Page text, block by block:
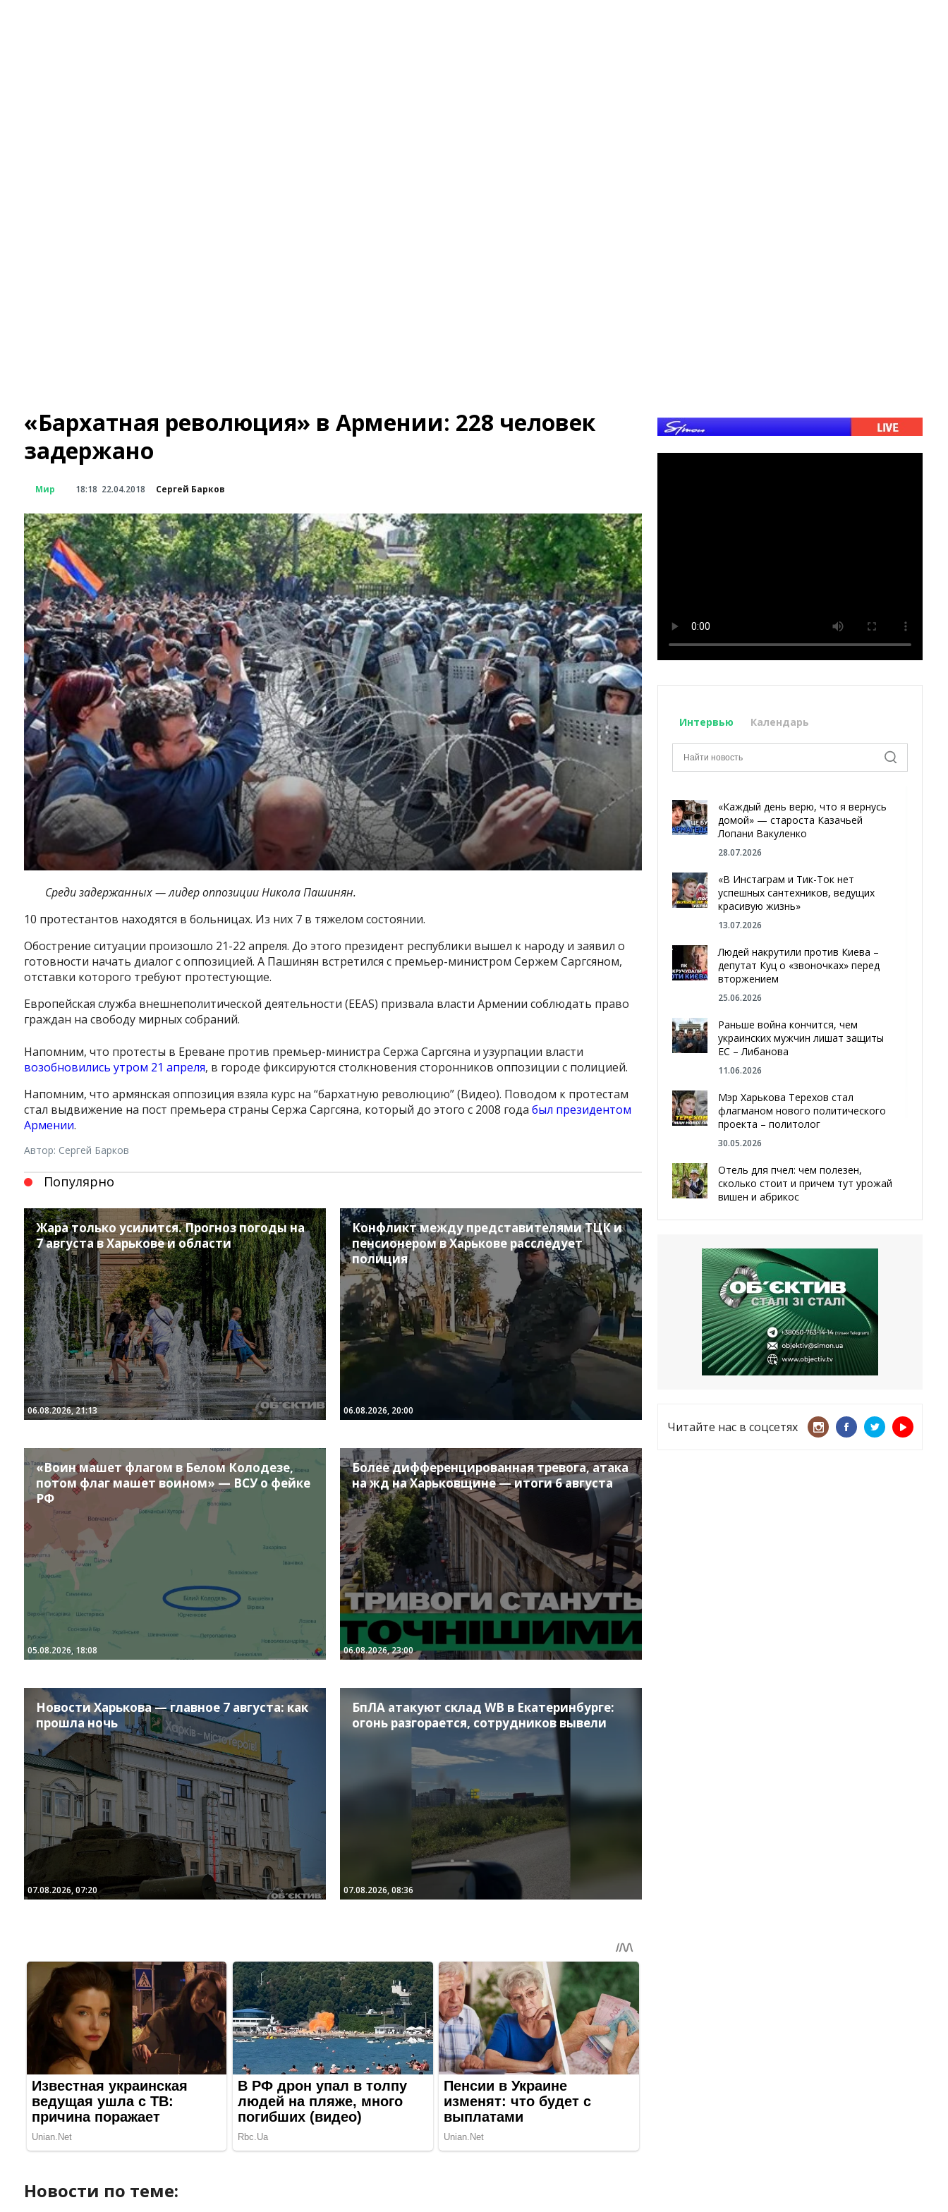
«Бархатная революция» в Армении: 228 человек
задержано
Мир 18:18 22.04.2018 Сергей Барков
Среди задержанных — лидер оппозиции Никола Пашинян.
10 протестантов находятся в больницах. Из них 7 в тяжелом состоянии.
Обострение ситуации произошло 21-22 апреля. До этого президент республики вышел к народу и заявил о
готовности начать диалог с оппозицией. А Пашинян встретился с премьер-министром Сержем Саргсяном,
отставки которого требуют протестующие.
Европейская служба внешнеполитической деятельности (EEAS) призвала власти Армении соблюдать право
граждан на свободу мирных собраний.
Напомним, что протесты в Ереване против премьер-министра Сержа Саргсяна и узурпации власти
возобновились утром 21 апреля, в городе фиксируются столкновения сторонников оппозиции с полицией.
Напомним, что армянская оппозиция взяла курс на “бархатную революцию” (Видео). Поводом к протестам
стал выдвижение на пост премьера страны Сержа Саргсяна, который до этого с 2008 года был президентом
Армении.
Автор: Сергей Барков
Популярно
Жара только усилится. Прогноз погоды на
7 августа в Харькове и области
06.08.2026, 21:13
Конфликт между представителями ТЦК и
пенсионером в Харькове расследует
полиция
06.08.2026, 20:00
«Воин машет флагом в Белом Колодезе,
потом флаг машет воином» — ВСУ о фейке
РФ
05.08.2026, 18:08
Более дифференцированная тревога, атака
на жд на Харьковщине — итоги 6 августа
06.08.2026, 23:00
Новости Харькова — главное 7 августа: как
прошла ночь
07.08.2026, 07:20
БпЛА атакуют склад WB в Екатеринбурге:
огонь разгорается, сотрудников вывели
07.08.2026, 08:36
Новости по теме:
Интервью Календарь
«Каждый день верю, что я вернусь
домой» — староста Казачьей
Лопани Вакуленко
28.07.2026
«В Инстаграм и Тик-Ток нет
успешных сантехников, ведущих
красивую жизнь»
13.07.2026
Людей накрутили против Киева –
депутат Куц о «звоночках» перед
вторжением
25.06.2026
Раньше война кончится, чем
украинских мужчин лишат защиты
ЕС – Либанова
11.06.2026
Мэр Харькова Терехов стал
флагманом нового политического
проекта – политолог
30.05.2026
Отель для пчел: чем полезен,
сколько стоит и причем тут урожай
вишен и абрикос
Чугуева, города, который устоял,
несмотря ни на что
21.05.2026
«ТЦК нарушает закон? Пусть
платят!» Как благодаря штрафу
женщину сняли с учета
15.05.2026
Читайте нас в соцсетях
InstagramFacebook
TwitterYoutube